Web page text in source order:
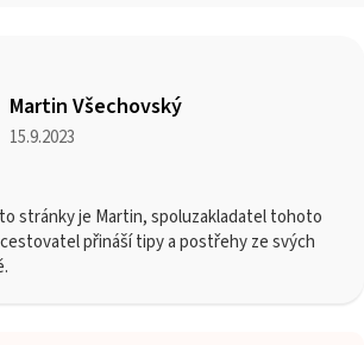
Martin Všechovský
15.9.2023
stránky je Martin, spoluzakladatel tohoto
přináší tipy a postřehy ze svých